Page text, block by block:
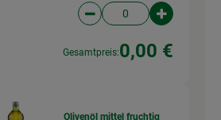
Artikelanzahl
Gesamtpreis:0,00 €
Olivenöl mittel fruchtig